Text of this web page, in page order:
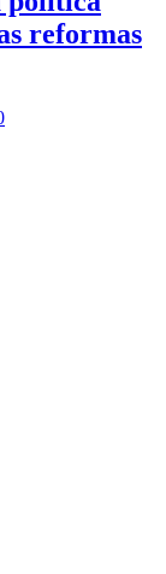
reformas